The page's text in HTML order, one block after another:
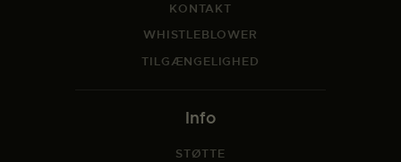
KONTAKT
WHISTLEBLOWER
TILGÆNGELIGHED
Info
STØTTE